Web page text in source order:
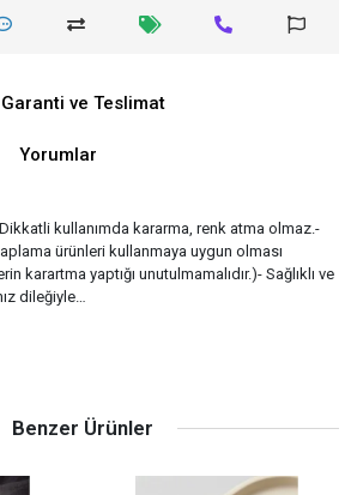
Garanti ve Teslimat
Yorumlar
kullanımda kararma, renk atma olmaz.-
ürünleri kullanmaya uygun olması
karartma yaptığı unutulmamalıdır.)- Sağlıklı ve
dileğiyle…
Benzer Ürünler